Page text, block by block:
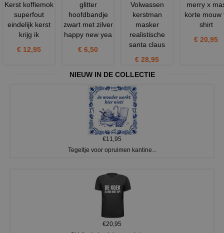
Kerst koffiemok
superfout
eindelijk kerst
krijg ik
€ 12,95
glitter
hoofdbandje
zwart met zilver
happy new yea
€ 6,50
Volwassen
kerstman
masker
realistische
santa claus
€ 28,95
merry x
korte mouw
shirt
€ 20,95
NIEUW IN DE COLLECTIE
€11,95
Tegeltje voor opruimen kantine...
€20,95